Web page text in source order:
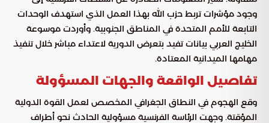
وجود مؤشرات تربط حزب الله بهذا العمل الذي استهدف الوحدات
التابعة للأمم المتحدة في المناطق الجنوبية. وأوردت موسوعة
الخليج العربي بيانات تفيد بتعرض الدورية لاعتداء مباشر خلال تنفيذ
مهامها الميدانية المعتادة.
تفاصيل الواقعة والجهات المسؤولة
وقع الهجوم في النطاق الجغرافي المخصص لعمل القوة الدولية
المؤقتة. وجهت الرئاسة الفرنسية مسؤولية الحادث نحو أطراف